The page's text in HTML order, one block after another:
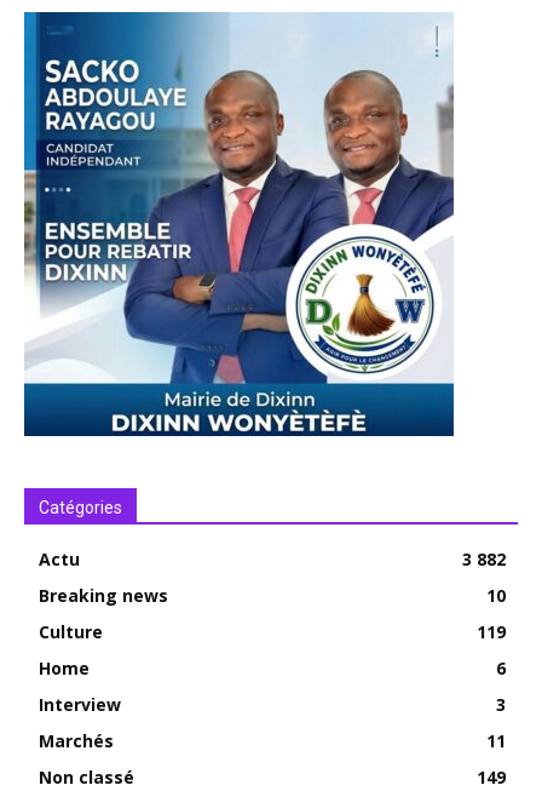
Catégories
Actu
3 882
Breaking news
10
Culture
119
Home
6
Interview
3
Marchés
11
Non classé
149